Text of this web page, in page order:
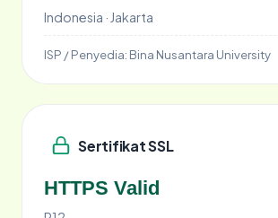
Indonesia · Jakarta
ISP / Penyedia: Bina Nusantara University
Sertifikat SSL
HTTPS Valid